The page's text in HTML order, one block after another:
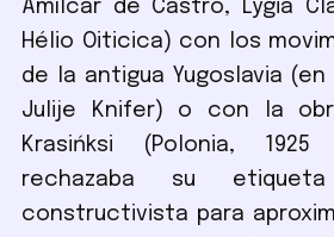
Amílcar de Castro, Lygia
Hélio Oiticica) con los
de la antigua Yugoslavia
Julije Knifer) o con la
Krasińksi (Polonia,
rechazaba su
constructivista para